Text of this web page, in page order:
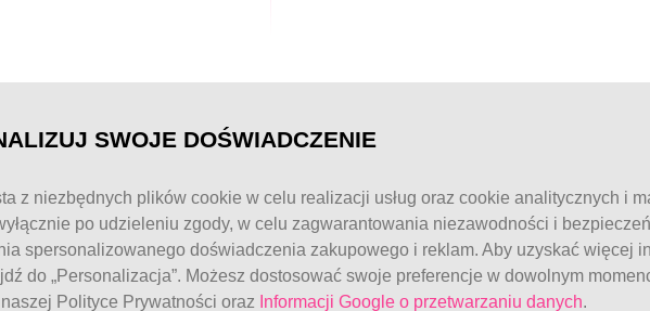
© FitWomen 2026
SWOJE DOŚWIADCZENIE
z niezbędnych plików cookie w celu realizacji usług oraz cookie analitycznych i
po udzieleniu zgody, w celu zagwarantowania niezawodności i
spersonalizowanego doświadczenia zakupowego i reklam. Aby uzyskać więcej
do „Personalizacja”. Możesz dostosować swoje preferencje w dowolnym
Polityce Prywatności oraz Informacji Google o przetwarzaniu danych.